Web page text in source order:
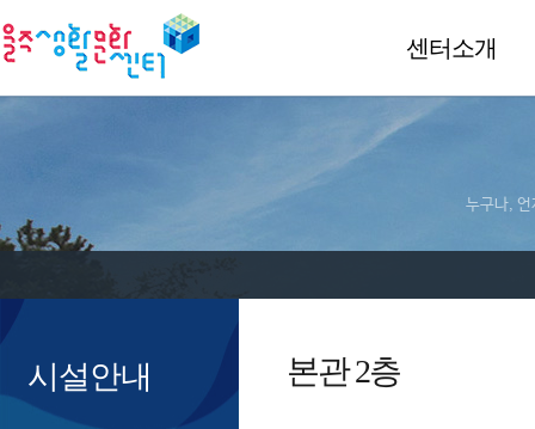
센터소개
누구나, 언
시설안내 본관 2층